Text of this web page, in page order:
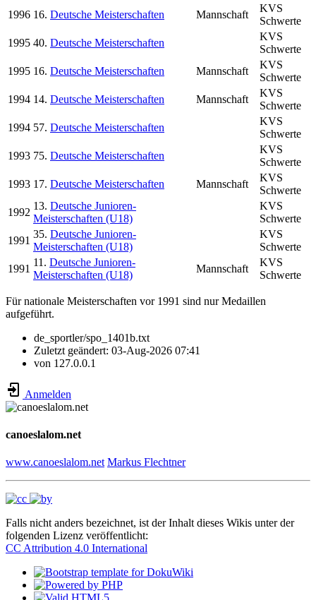
1996 16. Deutsche Meisterschaften Mannschaft
KVS
Schwerte
1995 40. Deutsche Meisterschaften
KVS
Schwerte
1995 16. Deutsche Meisterschaften Mannschaft
KVS
Schwerte
1994 14. Deutsche Meisterschaften Mannschaft
KVS
Schwerte
1994 57. Deutsche Meisterschaften
KVS
Schwerte
1993 75. Deutsche Meisterschaften
KVS
Schwerte
1993 17. Deutsche Meisterschaften Mannschaft
KVS
Schwerte
1992
13. Deutsche Junioren-
Meisterschaften (U18)
KVS
Schwerte
1991
35. Deutsche Junioren-
Meisterschaften (U18)
KVS
Schwerte
1991
11. Deutsche Junioren-
Meisterschaften (U18)
Mannschaft
KVS
Schwerte
Für nationale Meisterschaften vor 1991 sind nur Medaillen
aufgeführt.
de_sportler/spo_1401b.txt
Zuletzt geändert: 03-Aug-2026 07:41
von 127.0.0.1
Anmelden
canoeslalom.net
www.canoeslalom.net Markus Flechtner
Falls nicht anders bezeichnet, ist der Inhalt dieses Wikis unter der
folgenden Lizenz veröffentlicht:
CC Attribution 4.0 International